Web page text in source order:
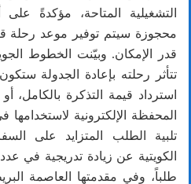
التشغيلية المتاحة، مؤكدةً
محجوزة سيتم توفير موعد رحلة
قدر الإمكان. وبيّنت الخطوط
تتأثر رحلته بإعادة الجدولة
استرداد قيمة التذكرة بالكامل،
المحفظة الإلكترونية
تلبية الطلب المتزايد على
الكويتية عن زيادة تدريجية في
طلباً، وفي مقدمتها العاصمة